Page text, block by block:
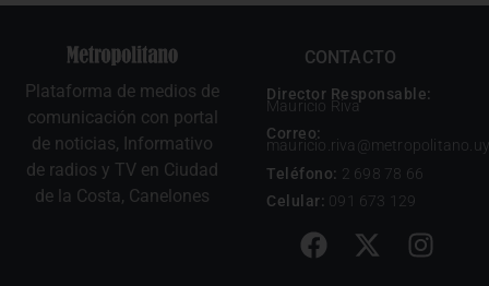
Plataforma de medios de
comunicación con portal
de noticias, Informativo
de radios y TV en Ciudad
de la Costa, Canelones
CONTACTO
Director Responsable:
Mauricio Riva
Correo:
mauricio.riva@metropolitano.uy
Teléfono: 2 698 78 66
Celular: 091 673 129